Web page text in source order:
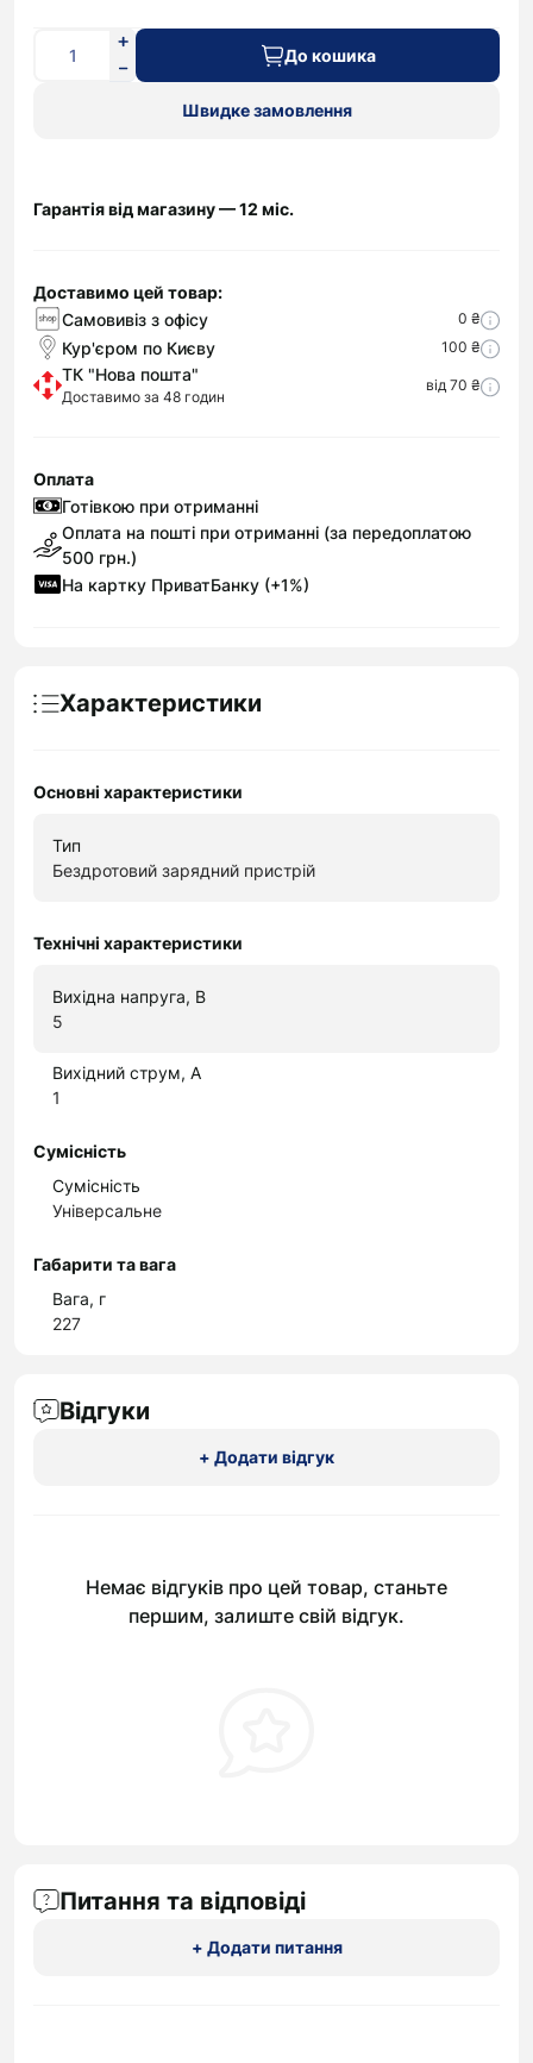
До кошика
Швидке замовлення
Гарантія від магазину — 12 міс.
Доставимо цей товар:
Самовивіз з офісу
0 ₴
Кур'єром по Києву 100 ₴
ТК "Нова пошта"
Доставимо за 48 годин
від 70 ₴
Оплата
Готівкою при отриманні
Оплата на пошті при отриманні (за передоплатою
500 грн.)
На картку ПриватБанку (+1%)
Характеристики
Основні характеристики
Тип
Бездротовий зарядний пристрій
Технічні характеристики
Вихідна напруга, В
5
Вихідний струм, А
1
Сумісність
Сумісність
Універсальне
Габарити та вага
Вага, г
227
Відгуки
+ Додати відгук
Немає відгуків про цей товар, станьте
першим, залиште свій відгук.
Питання та відповіді
+ Додати питання